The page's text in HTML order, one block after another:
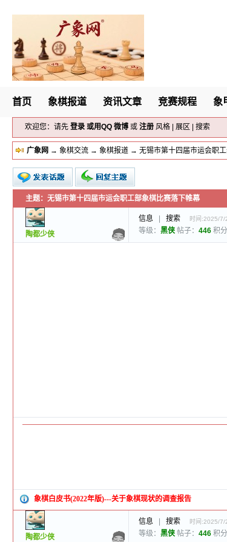
首页 象棋报道 资讯文章 竞赛规程 象
欢迎您：请先登录 或用QQ 微博 或注册 风格 |展区 |搜索
广象网 →象棋交流 →象棋报道 → 无锡市第十四届市运会职
新的主题
投票帖
小字报
主题：无锡市第十四届市运会职工部象棋比赛落下帷幕
陶都少侠
信息 搜索 时间:2025/
等级： 黑侠帖子： 446积分
象棋白皮书(2022年版)---关于象棋现状的调查报告
陶都少侠
信息 搜索 时间:2025/
等级： 黑侠帖子： 446积分